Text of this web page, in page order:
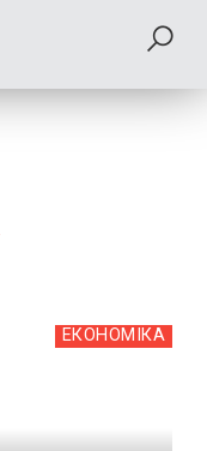
ЕКОНОМІКА